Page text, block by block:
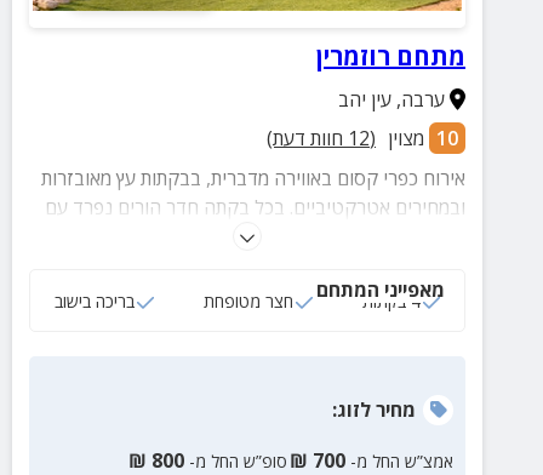
מתחם רוזמרין
ערבה,עין יהב
10 מצוין (
12 חוות דעת)
אירוח כפרי קסום באווירה מדברית, בבקתות עץ מאובזרות
ובמחירים אטרקטיביים. בכל בקתה חדר הורים נפרד עם
ג'קוזי מפנק, מטבחון מאובזר, חצר ושפע אטרקציות
מאפייני המתחם
4 בקתות חצר מטופחת בריכה בישוב
מחירלזוג:
אמצ”ש החל מ- 700
₪ סופ”ש החל מ- 800
₪